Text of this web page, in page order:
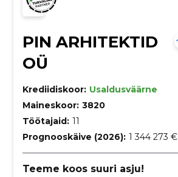
PIN ARHITEKTID
OÜ
Krediidiskoor: Usaldusväärne
Maineskoor: 3820
Töötajaid: 11
Prognooskäive (2026): 1 344 273 €
Teeme koos suuri asju!